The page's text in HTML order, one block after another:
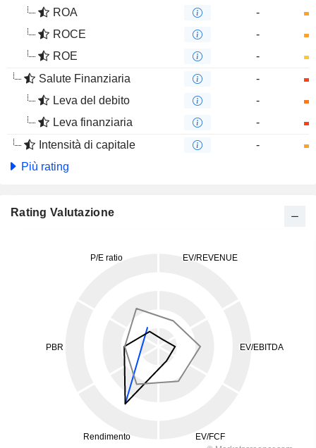
ROA
-
ROCE
-
ROE
-
Salute Finanziaria
-
Leva del debito
-
Leva finanziaria
-
Intensità di capitale
-
Più rating
Rating Valutazione